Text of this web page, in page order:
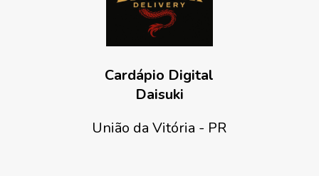
Cardápio Digital
Daisuki
União da Vitória - PR